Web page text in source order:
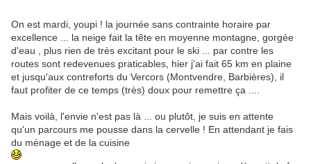
On est mardi, youpi ! la journée sans contrainte horaire par
excellence ... la neige fait la tête en moyenne montagne, gorgée
d'eau , plus rien de très excitant pour le ski ... par contre les
routes sont redevenues praticables, hier j'ai fait 65 km en plaine
et jusqu'aux contreforts du Vercors (Montvendre, Barbières), il
faut profiter de ce temps (très) doux pour remettre ça ....
Mais voilà, l'envie n'est pas là ... ou plutôt, je suis en attente
qu'un parcours me pousse dans la cervelle ! En attendant je fais
du ménage et de la cuisine